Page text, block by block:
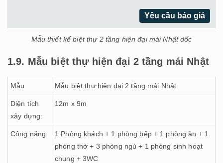
Yêu cầu báo giá
Mẫu thiết kế biệt thự 2 tầng hiện đại mái Nhật dốc
1.9. Mẫu biệt thự hiện đại 2 tầng mái Nhật
Mẫu Mẫu biệt thự hiện đại 2 tầng mái Nhật
Diện tích
xây dựng:
12m x 9m
Công năng:
1 Phòng khách + 1 phòng bếp + 1 phòng ăn + 1
phòng thờ + 3 phòng ngủ + 1 phòng sinh hoạt
chung + 3WC